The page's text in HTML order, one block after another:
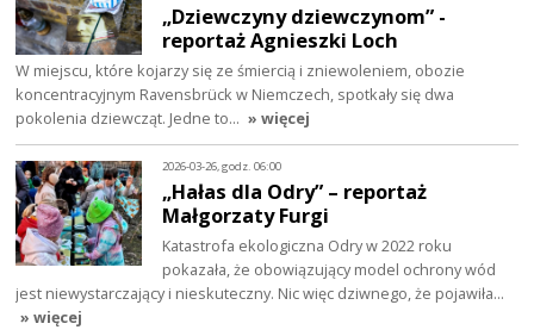
„Dziewczyny dziewczynom” -
reportaż Agnieszki Loch
W miejscu, które kojarzy się ze śmiercią i zniewoleniem, obozie
koncentracyjnym Ravensbrück w Niemczech, spotkały się dwa
pokolenia dziewcząt. Jedne to… » więcej
2026-03-26, godz. 06:00
„Hałas dla Odry” – reportaż
Małgorzaty Furgi
Katastrofa ekologiczna Odry w 2022 roku
pokazała, że obowiązujący model ochrony wód
jest niewystarczający i nieskuteczny. Nic więc dziwnego, że pojawiła…
» więcej